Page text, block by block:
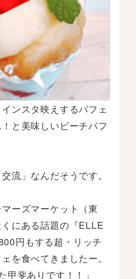
インスタ映えするパフェ
と美味しいピーチパフ
」なんだそうです。
マーズマーケット（東
にある話題の『ELLE
円もする超・リッチ
を食べてきましたー。
甲斐ありです！！」